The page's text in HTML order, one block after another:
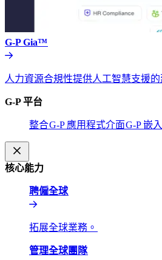
G-P Gia™​​
人力資源合規性提供人工智慧支援的
G-P 平台​​
整合​​G-P 應用程式介面​​G-P 嵌
核心能力​​
聘僱全球​​
拓展全球業務。​​
管理全球團隊​​